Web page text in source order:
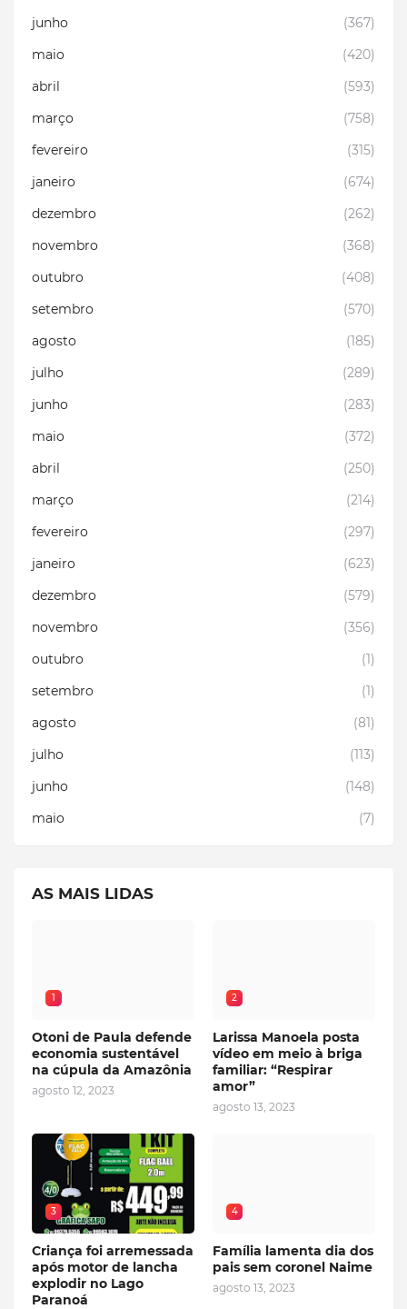
junho
(367)
maio
(420)
abril
(593)
março
(758)
fevereiro
(315)
janeiro
(674)
dezembro
(262)
novembro
(368)
outubro
(408)
setembro
(570)
agosto
(185)
julho
(289)
junho
(283)
maio
(372)
abril
(250)
março
(214)
fevereiro
(297)
janeiro
(623)
dezembro
(579)
novembro
(356)
outubro
(1)
setembro
(1)
agosto
(81)
julho
(113)
junho
(148)
maio
(7)
AS MAIS LIDAS
1
Otoni de Paula defende
economia sustentável
na cúpula da Amazônia
agosto 12, 2023
2
Larissa Manoela posta
vídeo em meio à briga
familiar: “Respirar
amor”
agosto 13, 2023
3
Criança foi arremessada
após motor de lancha
explodir no Lago
Paranoá
4
Família lamenta dia dos
pais sem coronel Naime
agosto 13, 2023